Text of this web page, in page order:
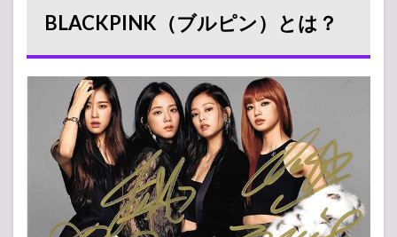
BLACKPINK
人気曲ラン
キング：第
10位〜第4
2.1
第10
位.
「See
Later」
BLACKPINK（ブルピン）とは？